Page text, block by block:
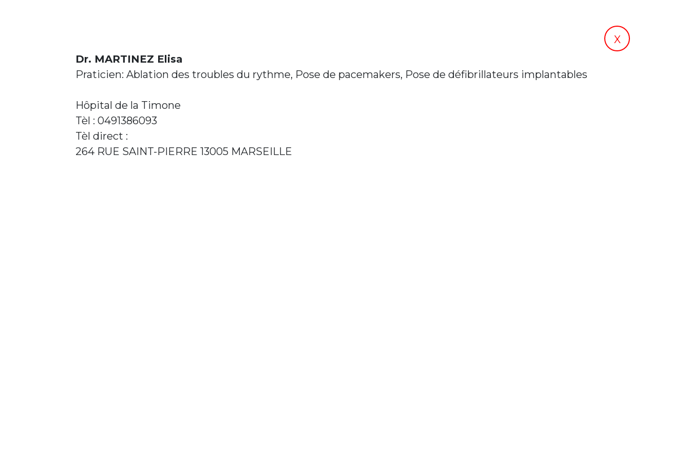
X
Dr. MARTINEZ Elisa
Praticien: Ablation des troubles du rythme, Pose de pacemakers, Pose de défibrillateurs implantables
Hôpital de la Timone
Tèl : 0491386093
Tèl direct :
264 RUE SAINT-PIERRE 13005 MARSEILLE